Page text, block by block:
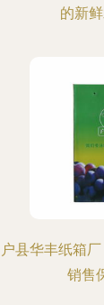
的新
户县华丰纸箱
销售